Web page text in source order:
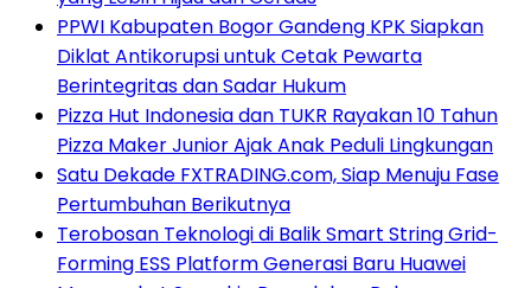
PPWI Kabupaten Bogor Gandeng KPK Siapkan
Diklat Antikorupsi untuk Cetak Pewarta
Berintegritas dan Sadar Hukum
Pizza Hut Indonesia dan TUKR Rayakan 10 Tahun
Pizza Maker Junior Ajak Anak Peduli Lingkungan
Satu Dekade FXTRADING.com, Siap Menuju Fase
Pertumbuhan Berikutnya
Terobosan Teknologi di Balik Smart String Grid-
Forming ESS Platform Generasi Baru Huawei